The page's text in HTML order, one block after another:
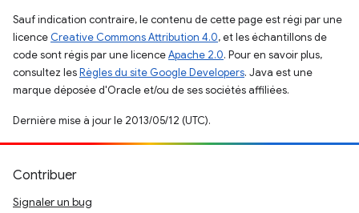
Sauf indication contraire, le contenu de cette page est régi par une
licence Creative Commons Attribution 4.0, et les échantillons de
code sont régis par une licenceApache 2.0. Pour en savoir plus,
consultez lesRègles du site Google Developers. Java est une
marque déposée d'Oracle et/ou de ses sociétés affiliées.
Dernière mise à jour le 2013/05/12 (UTC).
Contribuer
Signaler un bug